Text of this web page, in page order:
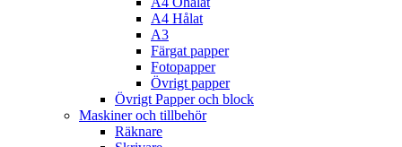
A4 Hålat
A3
Färgat papper
Fotopapper
Övrigt papper
Övrigt Papper och block
Maskiner och tillbehör
Räknare